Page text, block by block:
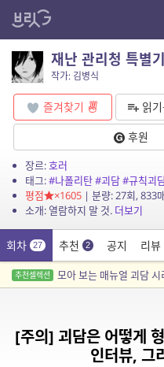
재난 관리청 특별
작가: 김병식
즐겨찾기 읽기
후원
장르:호러
태그:#나폴리탄#괴담#규칙괴
평점
×1605| 분량: 27회, 833
소개: 열람하지 말 것. 더보기
회차 27 추천 2 공지 리뷰
추천셀렉션 모아 보는 매뉴얼 괴담
[주의] 괴담은 어떻게
인터뷰, 그